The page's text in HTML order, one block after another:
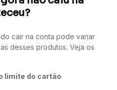
cair na conta pode variar
desses produtos. Veja os
limite do cartão